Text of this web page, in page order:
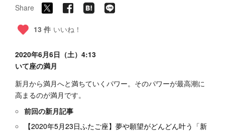
Share
13 件 いいね！
2020年6月6日（土）4:13
いて座の満月
新月から満月へと満ちていくパワー。そのパワーが最高潮に
高まるのが満月です。
前回の新月記事
【2020年5月23日ふたご座】夢や願望がどんどん叶う「新